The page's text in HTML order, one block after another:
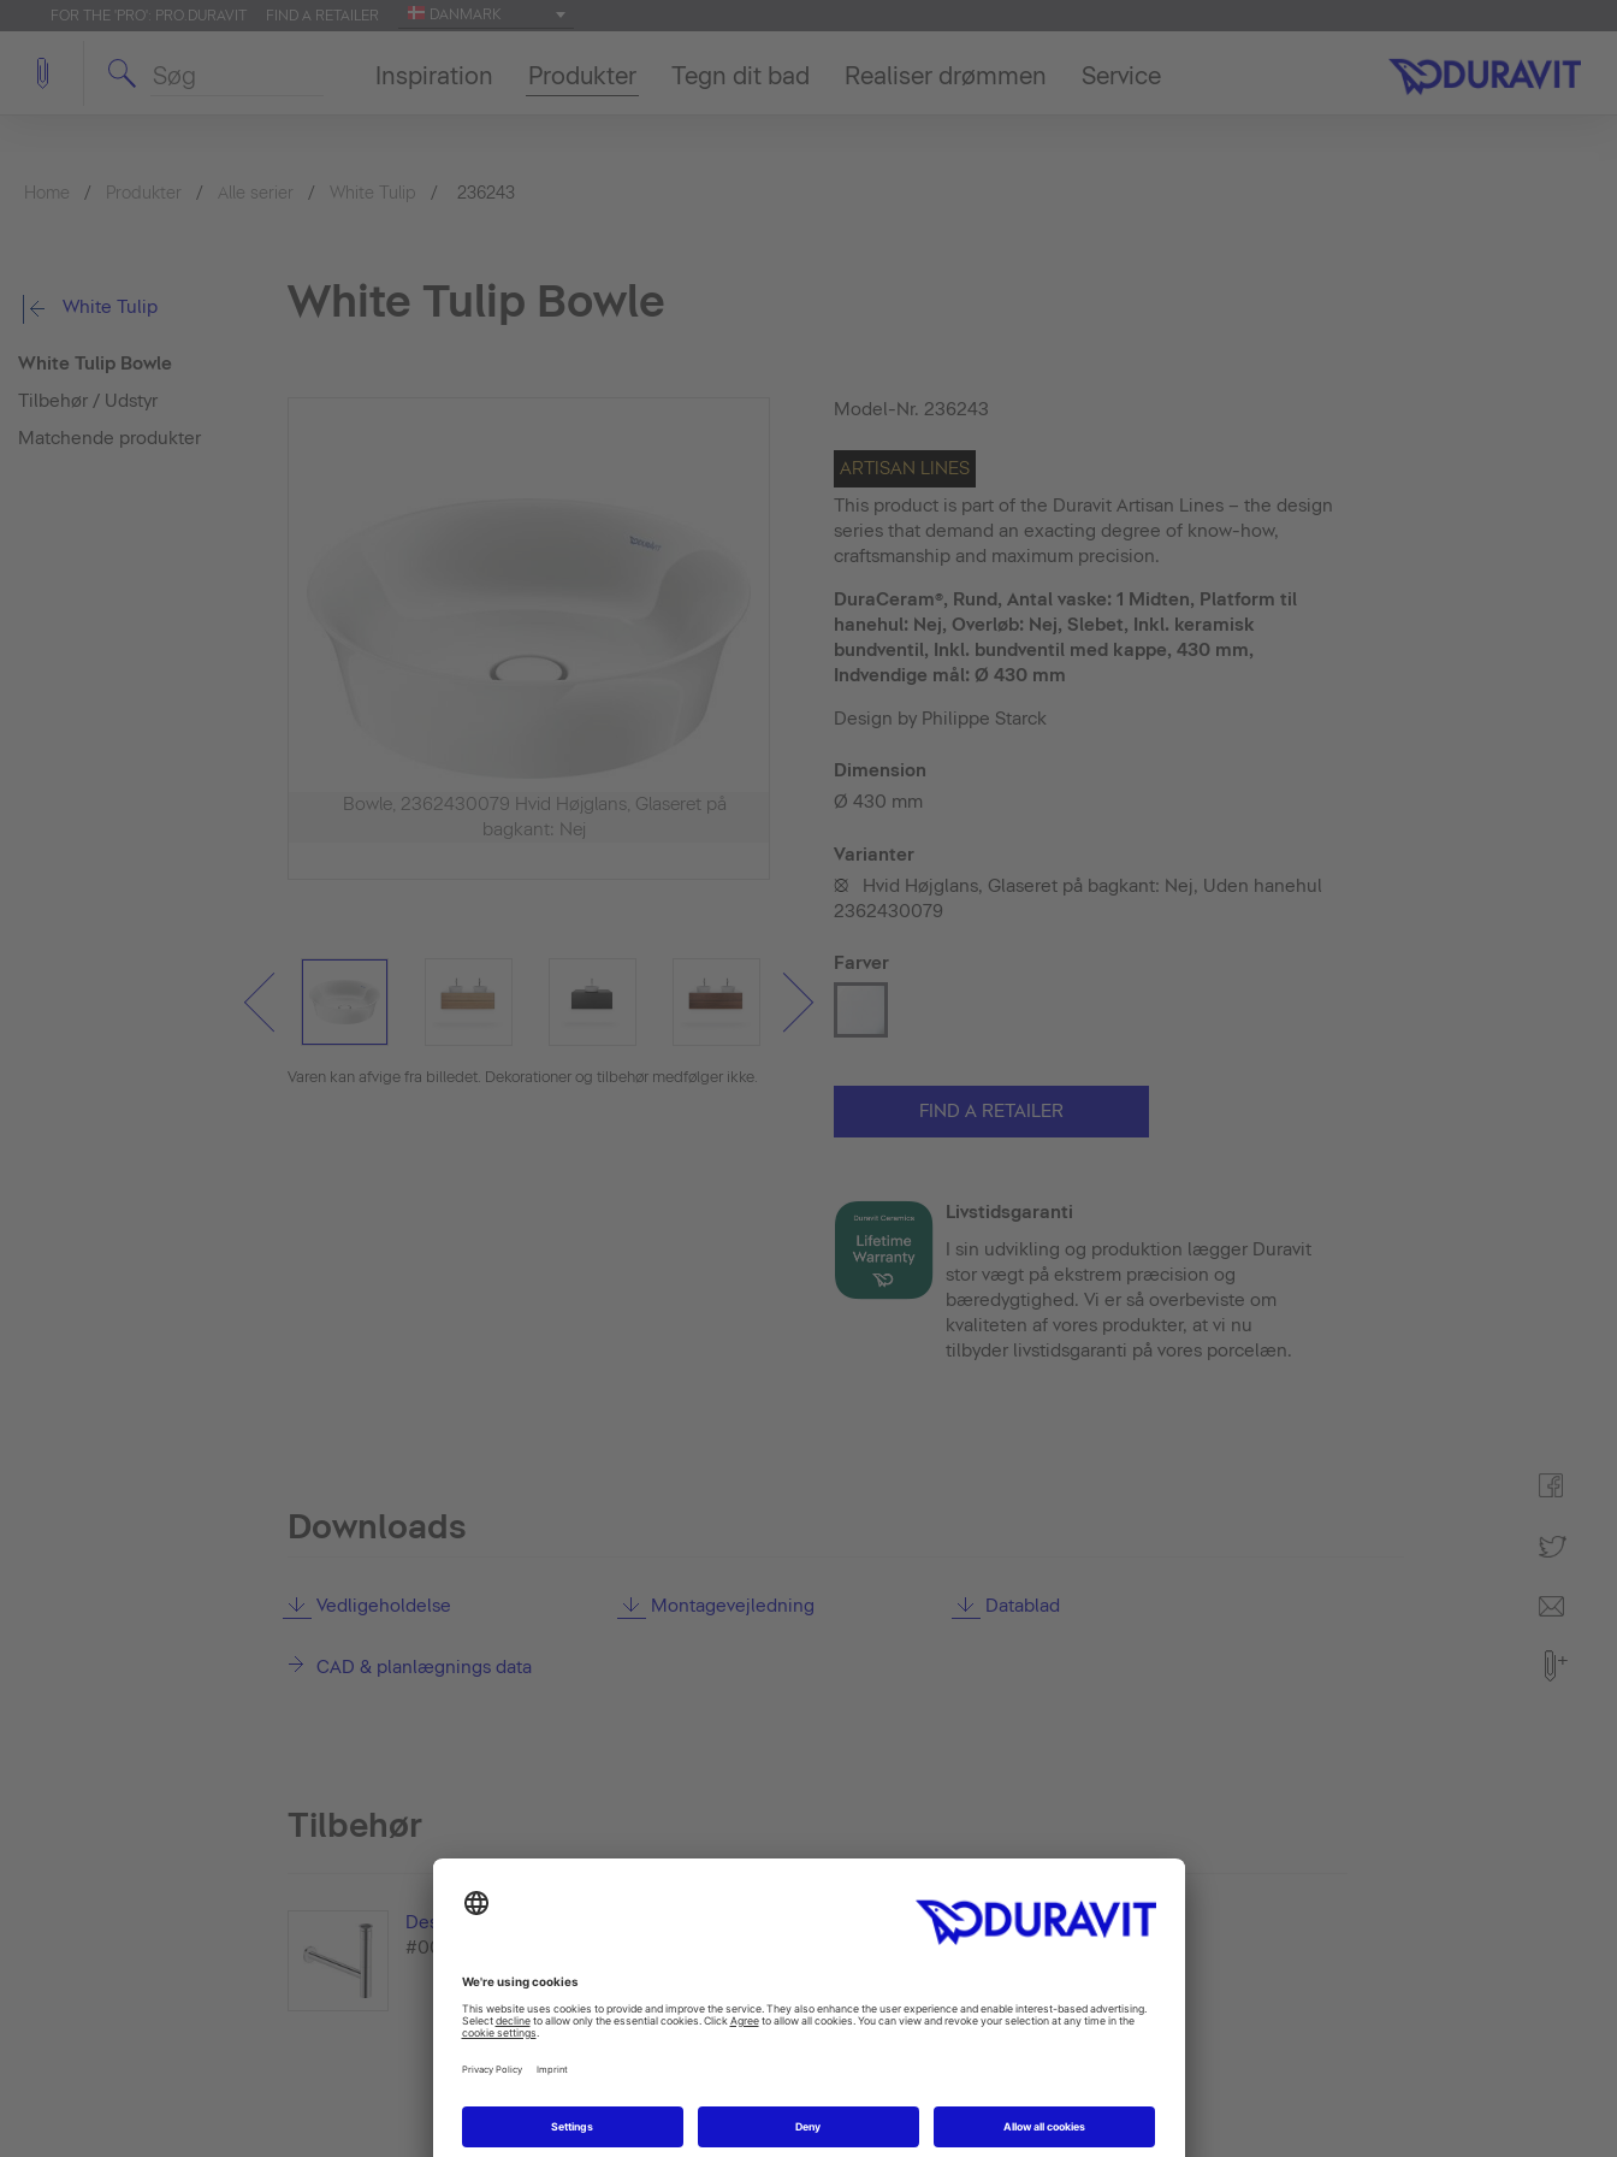
FOR THE 'PRO': PRO.DURAVIT FIND A RETAILER DANMARK
Inspiration Produkter Tegn dit bad Realiser drømmen Service
Home Produkter Alle serier White Tulip 236243
White Tulip
White Tulip Bowle
Tilbehør / Udstyr
Matchende produkter
White Tulip Bowle
Bowle, 2362430079 Hvid Højglans, Glaseret på
bagkant: Nej
Varen kan afvige fra billedet. Dekorationer og tilbehør medfølger ikke.
Model-Nr. 236243
ARTISAN LINES
This product is part of the Duravit Artisan Lines – the design
series that demand an exacting degree of know-how,
craftsmanship and maximum precision.
DuraCeram®, Rund, Antal vaske: 1 Midten, Platform til
hanehul: Nej, Overløb: Nej, Slebet, Inkl. keramisk
bundventil, Inkl. bundventil med kappe, 430 mm,
Indvendige mål: Ø 430 mm
Design by Philippe Starck
Dimension
Ø 430 mm
Varianter
•
Hvid Højglans, Glaseret på bagkant: Nej, Uden hanehul
2362430079
Farver
FIND A RETAILER
Livstidsgaranti
I sin udvikling og produktion lægger Duravit
stor vægt på ekstrem præcision og
bæredygtighed. Vi er så overbeviste om
kvaliteten af vores produkter, at vi nu
tilbyder livstidsgaranti på vores porcelæn.
Downloads
Vedligeholdelse Montagevejledning Datablad
CAD & planlægnings data
Tilbehør
Design vandlås
#005036